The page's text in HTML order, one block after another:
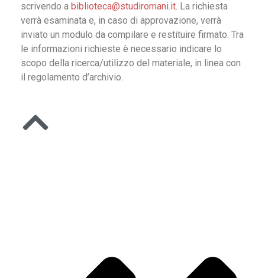
scrivendo a biblioteca@studiromani.it. La richiesta
verrà esaminata e, in caso di approvazione, verrà
inviato un modulo da compilare e restituire firmato. Tra
le informazioni richieste è necessario indicare lo
scopo della ricerca/utilizzo del materiale, in linea con
il regolamento d’archivio.